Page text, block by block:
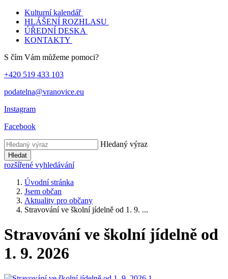
Kulturní kalendář
HLÁŠENÍ ROZHLASU
ÚŘEDNÍ DESKA
KONTAKTY
S čím Vám můžeme pomoci?
+420 519 433 103
podatelna@vranovice.eu
Instagram
Facebook
Hledaný výraz
Hledat
rozšířené vyhledávání
Úvodní stránka
Jsem občan
Aktuality pro občany
Stravování ve školní jídelně od 1. 9. ...
Stravování ve školní jídelně od
1. 9. 2026